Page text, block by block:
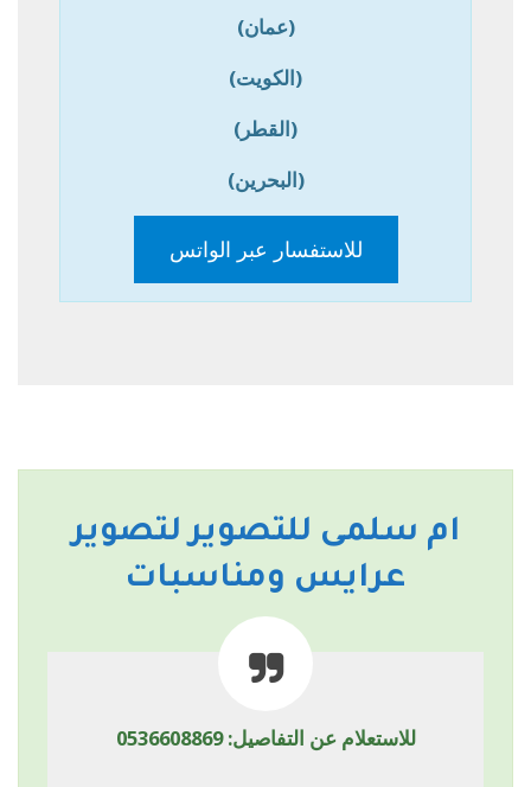
(عمان)
(الكويت)
(القطر)
(البحرين)
للاستفسار عبر الواتس
ام سلمى للتصوير لتصوير
عرايس ومناسبات
للاستعلام عن التفاصيل: 0536608869